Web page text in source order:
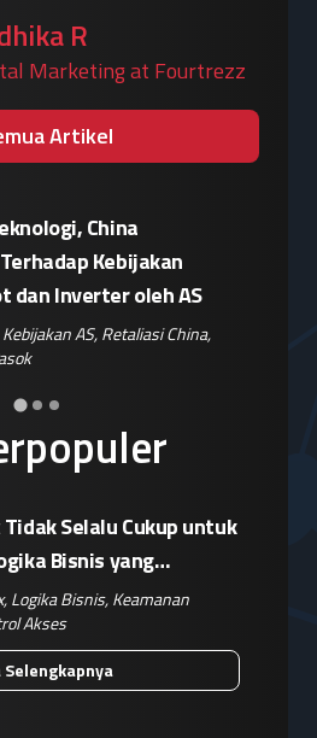
R
Marketing at Fourtrezz
Artikel
Selalu Cukup untuk
Bisnis yang
,Logika Bisnis,Keamanan
Akses
Selengkapnya
China
Kebijakan
dan Inverter oleh AS
Kebijakan AS,Retaliasi China,